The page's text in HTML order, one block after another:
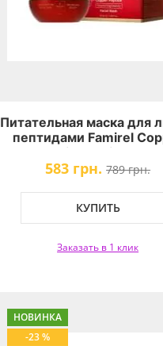
Питательная маска для
пептидами Famirel
Peptide Facial Mask
583 грн. 789 грн.
КУПИТЬ
Заказать в 1 клик
НОВИНКА
-23 %